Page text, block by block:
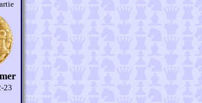
23